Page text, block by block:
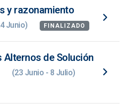
y razonamiento
Junio) FINALIZADO
Alternos de Solución
(23 Junio - 8 Julio)